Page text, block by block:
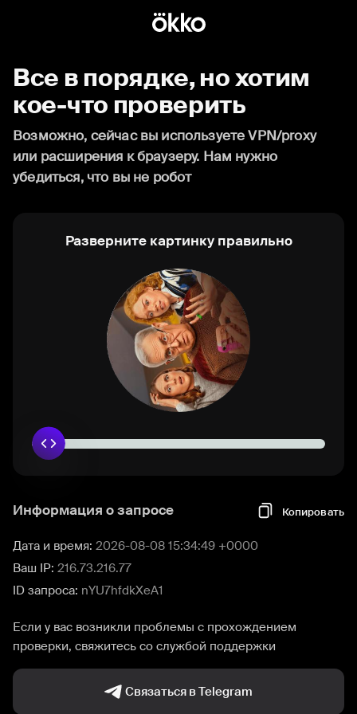
Все в порядке, но хотим
кое-что проверить
Возможно, сейчас вы используете VPN/proxy
или расширения к браузеру. Нам нужно
убедиться, что вы не робот
Разверните картинку правильно
Информация о запросе Копировать
Дата и время: 2026-08-08 15:34:49 +0000
Ваш IP: 216.73.216.77
ID запроса: nYU7hfdkXeA1
Если у вас возникли проблемы с прохождением
проверки, свяжитесь со службой поддержки
Связаться в Telegram